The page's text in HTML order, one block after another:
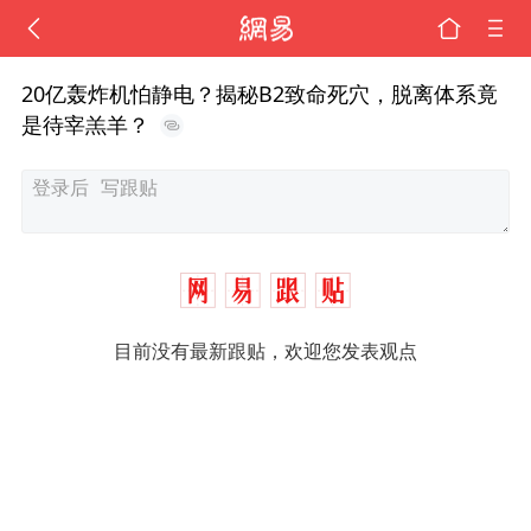
20亿轰炸机怕静电？揭秘B2致命死穴，脱离体系竟
是待宰羔羊？
目前没有最新跟贴，欢迎您发表观点